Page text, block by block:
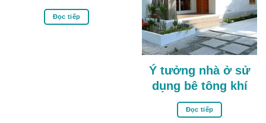
Đọc tiếp
Ý tưởng nhà ở sử
dụng bê tông khí
Đọc tiếp